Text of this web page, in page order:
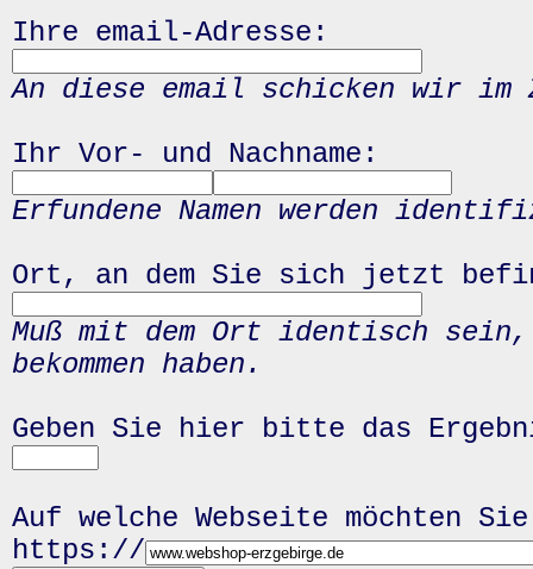
Ihre email-Adresse:
An diese email schicken wir
Ihr Vor- und Nachname:
Erfundene Namen werden
Ort, an dem Sie sich jetzt
Muß mit dem Ort identisch
bekommen haben.
Geben Sie hier bitte das
Auf welche Webseite möchten
https://